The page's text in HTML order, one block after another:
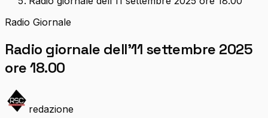
Radio Giornale
Radio giornale dell’11 settembre 2025
ore 18.00
redazione